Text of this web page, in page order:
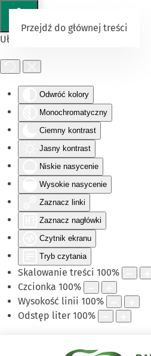
Ułatwienia dostępu
Odwróć kolory
Monochromatyczny
Ciemny kontrast
Jasny kontrast
Niskie nasycenie
Wysokie nasycenie
Zaznacz linki
Zaznacz nagłówki
Czytnik ekranu
Tryb czytania
Skalowanie treści 100%
Czcionka 100%
Wysokość linii 100%
Odstęp liter 100%
Przejdź do głównej treści